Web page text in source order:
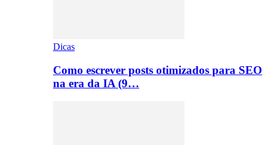
Dicas
Como escrever posts otimizados para SEO
na era da IA (9…